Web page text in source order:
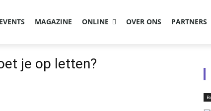
EVENTS MAGAZINE ONLINE OVER ONS PARTNERS
je op letten?